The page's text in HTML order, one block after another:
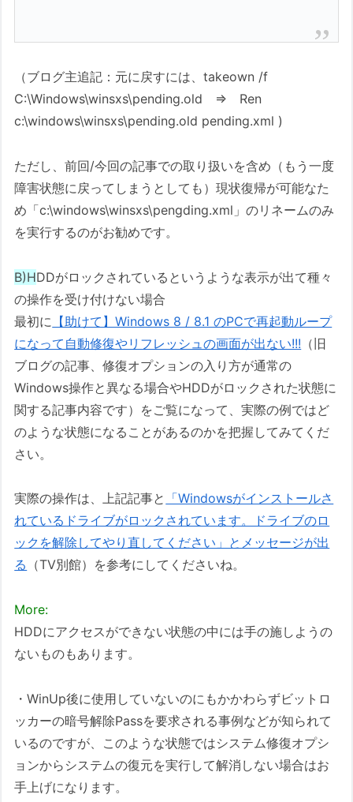
（ブログ主追記：元に戻すには、takeown /f
C:\Windows\winsxs\pending.old ⇒ Ren
c:\windows\winsxs\pending.old pending.xml )
ただし、前回/今回の記事での取り扱いを含め（もう一度
障害状態に戻ってしまうとしても）現状復帰が可能なた
め「c:\windows\winsxs\pengding.xml」のリネームのみ
を実行するのがお勧めです。
B)HDDがロックされているというような表示が出て種々
の操作を受け付けない場合
最初に 【助けて】Windows 8 / 8.1 のPCで再起動ループ
になって自動修復やリフレッシュの画面が出ない!!! （旧
ブログの記事、修復オプションの入り方が通常の
Windows操作と異なる場合やHDDがロックされた状態に
関する記事内容です）をご覧になって、実際の例ではど
のような状態になることがあるのかを把握してみてくだ
さい。
実際の操作は、上記記事と 「Windowsがインストールさ
れているドライブがロックされています。ドライブのロ
ックを解除してやり直してください」とメッセージが出
る （TV別館）を参考にしてくださいね。
More:
HDDにアクセスができない状態の中には手の施しようの
ないものもあります。
・WinUp後に使用していないのにもかかわらずビットロ
ッカーの暗号解除Passを要求される事例などが知られて
いるのですが、このような状態ではシステム修復オプシ
ョンからシステムの復元を実行して解消しない場合はお
手上げになります。